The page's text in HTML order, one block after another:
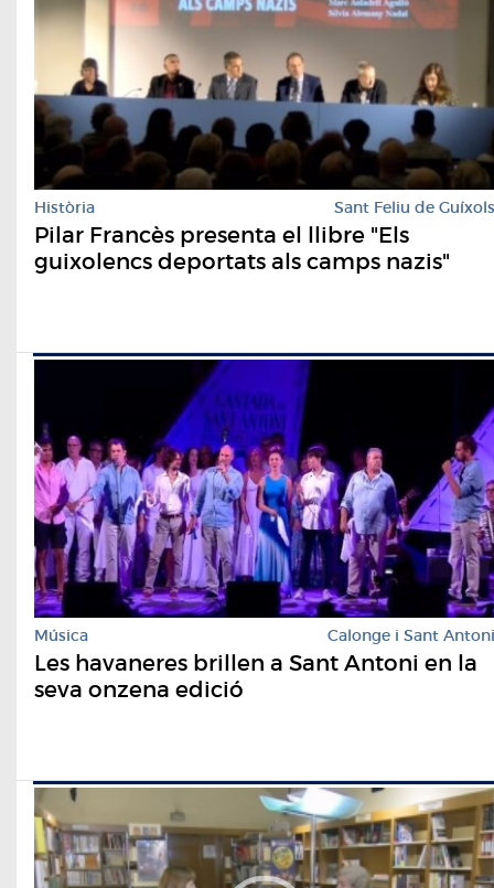
Història Sant Feliu de Guíxols
Pilar Francès presenta el llibre "Els
guixolencs deportats als camps nazis"
Música Calonge i Sant Antoni
Les havaneres brillen a Sant Antoni en la
seva onzena edició